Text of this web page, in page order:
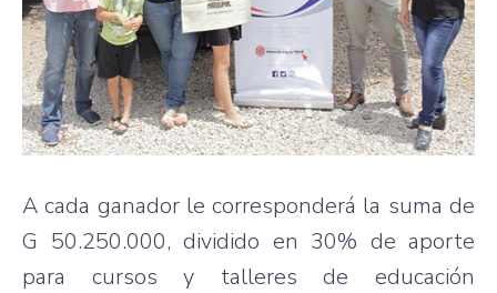
A cada ganador le corresponderá la suma de
G 50.250.000, dividido en 30% de aporte
para cursos y talleres de educación